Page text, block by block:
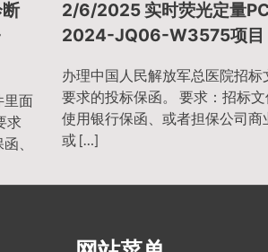
里面
求
、
2/6/2025 实时荧光定量
2024-JQ06-W3575项目
办理中国人民解放军总医院招标
要求的投标保函。 要求：招标
使用银行保函、或者担保公司商
或 […]